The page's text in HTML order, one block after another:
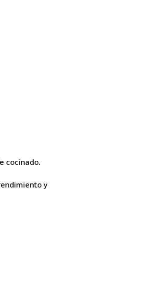
cocinado.
y